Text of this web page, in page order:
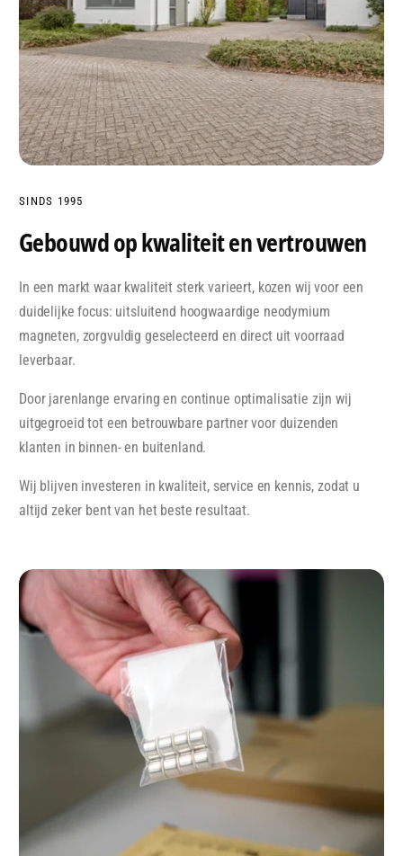
SINDS 1995
Gebouwd op kwaliteit en vertrouwen
In een markt waar kwaliteit sterk varieert, kozen wij voor een
duidelijke focus: uitsluitend hoogwaardige neodymium
magneten, zorgvuldig geselecteerd en direct uit voorraad
leverbaar.
Door jarenlange ervaring en continue optimalisatie zijn wij
uitgegroeid tot een betrouwbare partner voor duizenden
klanten in binnen- en buitenland.
Wij blijven investeren in kwaliteit, service en kennis, zodat u
altijd zeker bent van het beste resultaat.